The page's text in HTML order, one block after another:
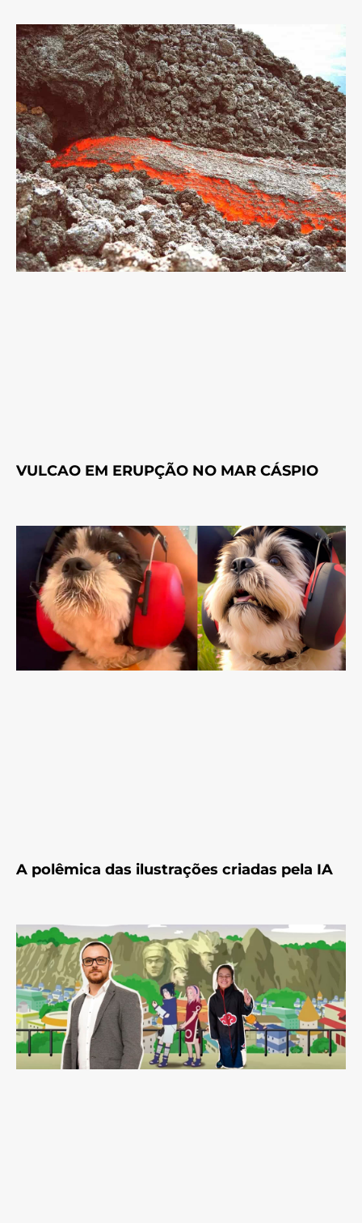
VULCAO EM ERUPÇÃO NO MAR CÁSPIO
A polêmica das ilustrações criadas pela IA